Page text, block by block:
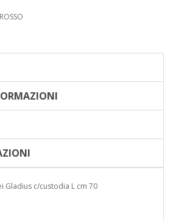
Gladius c/custodia L cm 70